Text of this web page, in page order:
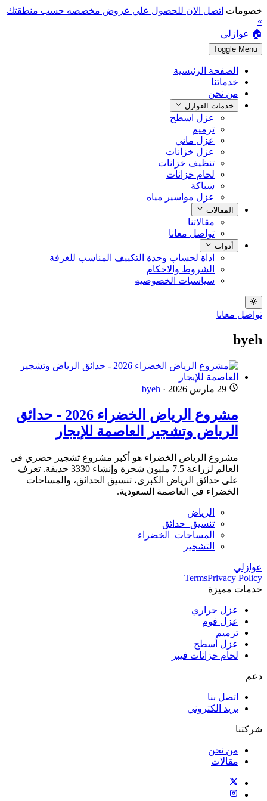
خصومات اتصل الان للحصول علي عروض مخصصه حسب منطقتك
»
🏠 عوازلي
Toggle Menu
الصفحة الرئيسية
خدماتنا
من نحن
خدمات العوازل
عزل اسطح
ترميم
عزل مائي
عزل خزانات
تنظيف خزانات
لحام خزانات
سباكة
عزل مواسير مياه
المقالات
مقالاتنا
تواصل معانا
أدوات
اداة لحساب وحدة التكييف المناسب للغرفة
الشروط والاحكام
سياسيات الخصوصيه
تواصل معانا
byeh
29 مارس 2026 ·
byeh
مشروع الرياض الخضراء 2026 - حدائق
الرياض وتشجير العاصمة للإيجار
مشروع الرياض الخضراء هو أكبر مشروع تشجير حضري في
العالم لزراعة 7.5 مليون شجرة وإنشاء 3330 حديقة. تعرف
على حدائق الرياض الكبرى، تنسيق الحدائق، والمساحات
الخضراء في العاصمة السعودية.
الرياض
تنسيق_حدائق
المساحات_الخضراء
التشجير
عوازلي
TermsPrivacy Policy
خدمات مميزة
عزل حراري
عزل فوم
ترميم
عزل أسطح
لحام خزانات فيبر
دعم
اتصل بنا
بريد الكتروني
شركتنا
من نحن
مقالات